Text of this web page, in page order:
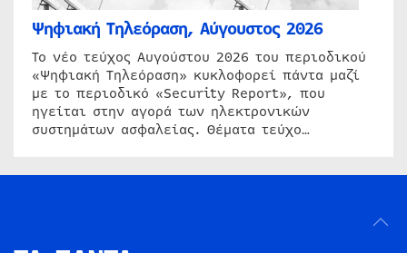
Ψηφιακή Τηλεόραση, Αύγουστος 2026
Το νέο τεύχος Αυγούστου 2026 του περιοδικού
«Ψηφιακή Τηλεόραση» κυκλοφορεί πάντα μαζί
με το περιοδικό «Security Report», που
ηγείται στην αγορά των ηλεκτρονικών
συστημάτων ασφαλείας. Θέματα τεύχο…